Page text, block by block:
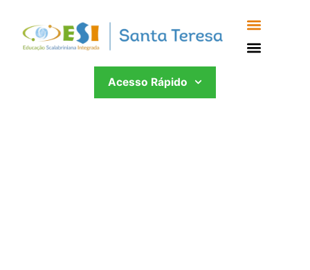
Acesso Rápido